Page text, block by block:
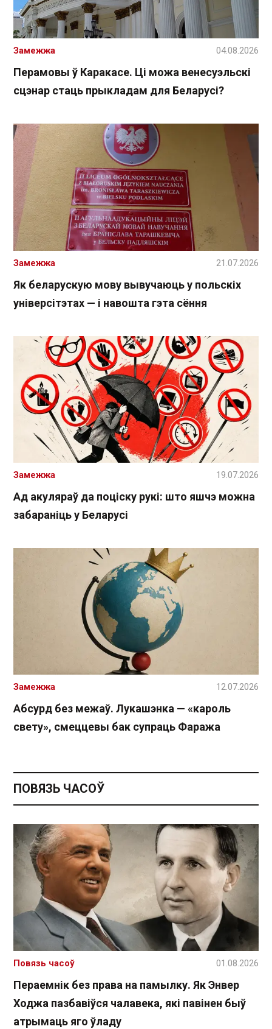
Перамовы ў Каракасе. Ці можа венесуэльскі
сцэнар стаць прыкладам для Беларусі?
Замежжа 04.08.2026
Як беларускую мову вывучаюць у польскіх
універсітэтах — і навошта гэта сёння
Замежжа 21.07.2026
Ад акуляраў да поціску рукі: што яшчэ можна
забараніць у Беларусі
Замежжа 19.07.2026
Абсурд без межаў. Лукашэнка — «кароль
свету», смеццевы бак супраць Фаража
Замежжа 12.07.2026
ПОВЯЗЬ ЧАСОЎ
Пераемнік без права на памылку. Як Энвер
Ходжа пазбавіўся чалавека, які павінен быў
атрымаць яго ўладу
Повязь часоў 01.08.2026